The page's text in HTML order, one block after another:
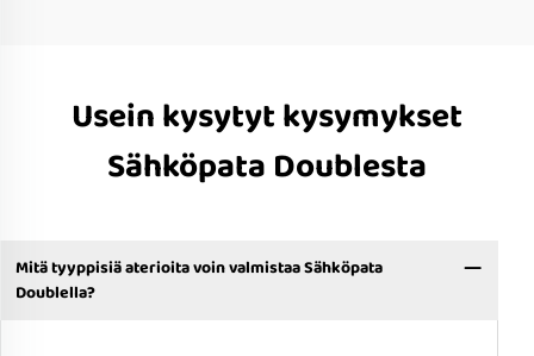
Usein kysytyt kysymykset
Sähköpata Doublesta
Mitä tyyppisiä aterioita voin valmistaa Sähköpata
Doublella?